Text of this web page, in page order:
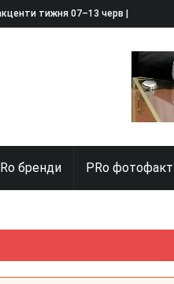
тижня 07–13 червня 2025
бренди PRо фотофакт